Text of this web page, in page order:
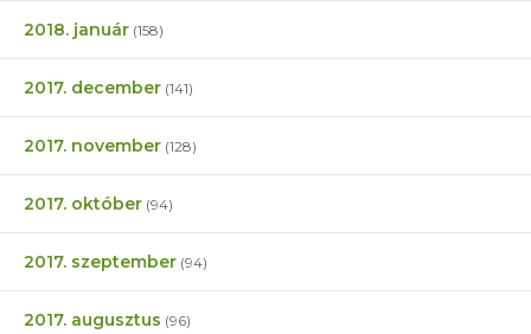
2018. január (158)
2017. december (141)
2017. november (128)
2017. október (94)
2017. szeptember (94)
2017. augusztus (96)